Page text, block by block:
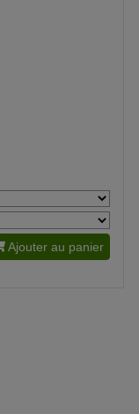
Ajouter au panier